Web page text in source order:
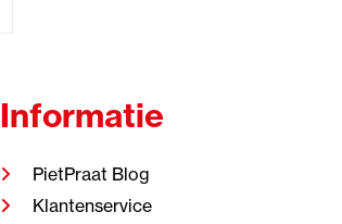
Informatie
PietPraat Blog
Klantenservice